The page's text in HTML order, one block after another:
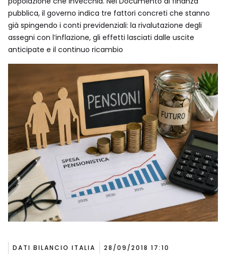
pubblica, il governo indica tre fattori concreti che stanno
già spingendo i conti previdenziali: la rivalutazione degli
assegni con l’inflazione, gli effetti lasciati dalle uscite
anticipate e il continuo ricambio
DATI BILANCIO ITALIA 28/09/2018 17:10